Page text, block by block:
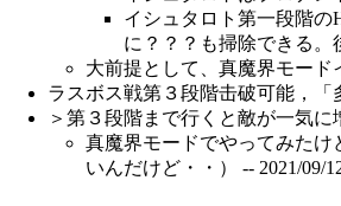
イシュタロト第一段階の
に？？？も掃除できる
大前提として、真魔界モー
ラスボス戦第３段階击破可能，
＞第３段階まで行くと敵が一気
真魔界モードでやってみた
いんだけど・・） -- 2021/09/